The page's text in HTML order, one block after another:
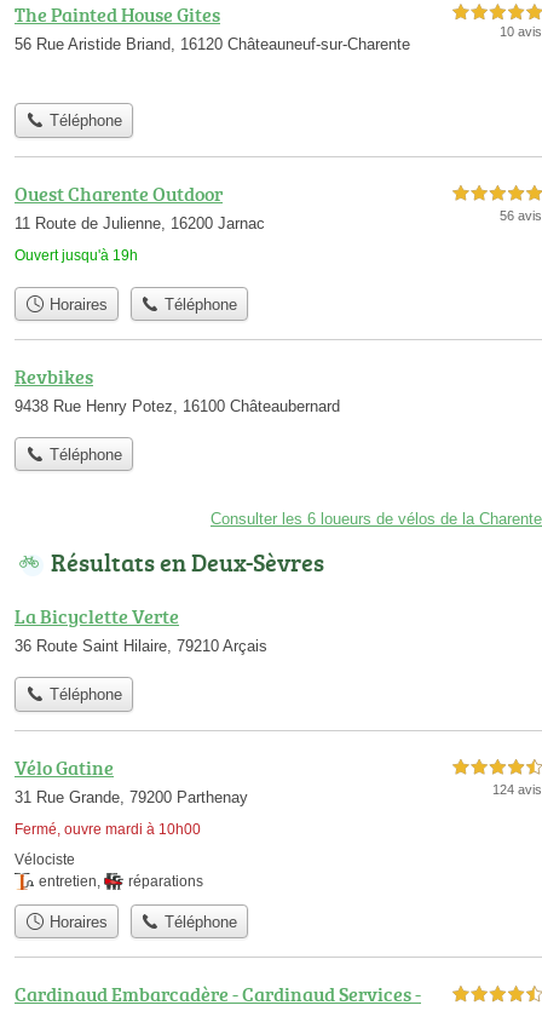
The Painted House Gites
56 Rue Aristide Briand, 16120 Châteauneuf-sur-Charente
5,0 étoiles sur 5
10 avis
Téléphone
Ouest Charente Outdoor
11 Route de Julienne, 16200 Jarnac
Ouvert jusqu'à 19h
5,0 étoiles sur 5
56 avis
Horaires Téléphone
Revbikes
9438 Rue Henry Potez, 16100 Châteaubernard
Téléphone
Consulter les 6 loueurs de vélos de la Charente
Résultats en Deux-Sèvres
La Bicyclette Verte
36 Route Saint Hilaire, 79210 Arçais
Téléphone
Vélo Gatine
31 Rue Grande, 79200 Parthenay
Fermé, ouvre mardi à 10h00
4,5 étoiles sur 5
124 avis
Vélociste
entretien
réparations
Horaires Téléphone
Cardinaud Embarcadère - Cardinaud Services -
4,5 étoiles sur 5